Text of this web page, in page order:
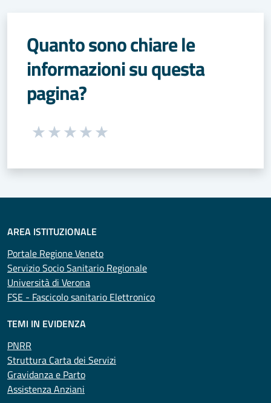
Quanto sono chiare le
informazioni su questa
pagina?
Seleziona una valutazione da 1 a 5 stelle
AREA ISTITUZIONALE
Portale Regione Veneto
Servizio Socio Sanitario Regionale
Università di Verona
FSE - Fascicolo sanitario Elettronico
TEMI IN EVIDENZA
PNRR
Struttura Carta dei Servizi
Gravidanza e Parto
Assistenza Anziani